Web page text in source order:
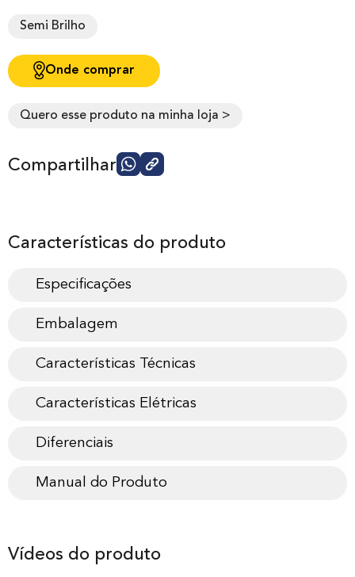
Semi Brilho
Onde comprar
Quero esse produto na minha loja >
Compartilhar
Características do produto
Especificações
Embalagem
Características Técnicas
Características Elétricas
Diferenciais
Manual do Produto
Vídeos do produto